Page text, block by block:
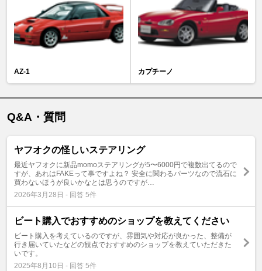
AZ-1 カプチーノ
Q&A・質問
ヤフオクの怪しいステアリング
最近ヤフオクに新品momoステアリングが5〜6000円で複数出てるので
すが、あれはFAKEって事ですよね？ 安全に関わるパーツなので流石に
買わないほうが良いかなとは思うのですが…
2026年3月28日 - 回答 5件
ビート購入でおすすめのショップを教えてください
ビート購入を考えているのですが、雰囲気や対応が良かった、整備が
行き届いていたなどの観点でおすすめのショップを教えていただきた
いです。
2025年8月10日 - 回答 5件